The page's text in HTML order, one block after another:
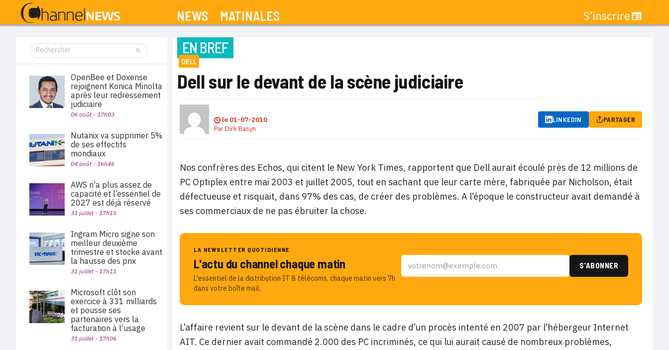
NEWS MATINALES S’inscrire
EN BREF
DELL
Dell sur le devant de la scène judiciaire
le 01-07-2010
ParDirk Basyn
LINKEDIN PARTAGER
Nos confrères des Echos, qui citent le New York Times, rapportent que Dell aurait écoulé près de 12 millions de
PC Optiplex entre mai 2003 et juillet 2005, tout en sachant que leur carte mère, fabriquée par Nicholson, était
défectueuse et risquait, dans 97% des cas, de créer des problèmes. A l’époque le constructeur avait demandé à
ses commerciaux de ne pas ébruiter la chose.
LA NEWSLETTER QUOTIDIENNE
L'actu du channel chaque matin
L'essentiel de la distribution IT & télécoms, chaque matin vers 7h
dans votre boîte mail.
L’affaire revient sur le devant de la scène dans le cadre d’un procès intenté en 2007 par l’hébergeur Internet
AIT. Ce dernier avait commandé 2.000 des PC incriminés, ce qui lui aurait causé de nombreux problèmes,
OpenBee et Doxense
rejoignent Konica Minolta
après leur redressement
judiciaire
06 août - 17h03
Nutanix va supprimer 5%
de ses effectifs
mondiaux
04 août - 16h46
AWS n’a plus assez de
capacité et l’essentiel de
2027 est déjà réservé
31 juillet - 17h15
Ingram Micro signe son
meilleur deuxième
trimestre et stocke avant
la hausse des prix
31 juillet - 17h11
Microsoft clôt son
exercice à 331 milliards
et pousse ses
partenaires vers la
facturation à l’usage
31 juillet - 17h06